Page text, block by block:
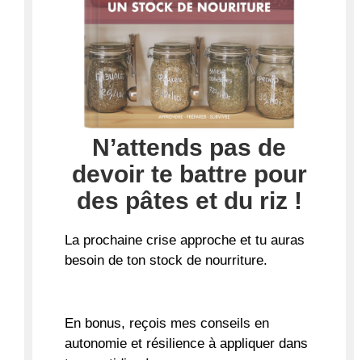
N’attends pas de
devoir te battre pour
des pâtes et du riz !
La prochaine crise approche et tu auras
besoin de ton stock de nourriture.
En bonus, reçois mes conseils en
autonomie et résilience à appliquer dans